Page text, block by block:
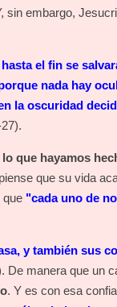
sin embargo,
el fin se
nada hay
la oscuridad
que hayamos
que su vida
que "cada uno de
y también sus
De manera que un
. Y es con esa